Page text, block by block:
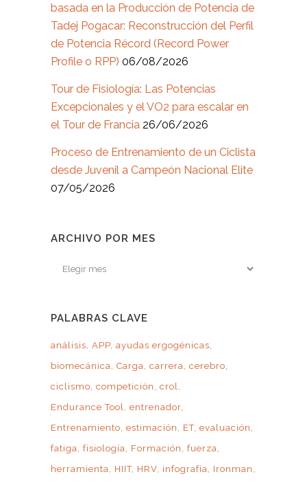
basada en la Producción de Potencia de
Tadej Pogacar: Reconstrucción del Perfil
de Potencia Récord (Record Power
Profile o RPP) 06/08/2026
Tour de Fisiología: Las Potencias
Excepcionales y el VO2 para escalar en
el Tour de Francia 26/06/2026
Proceso de Entrenamiento de un Ciclista
desde Juvenil a Campeón Nacional Elite
07/05/2026
ARCHIVO POR MES
Archivo
PALABRAS CLAVE
análisis APP ayudas ergogénicas
biomecánica
Carga carrera
cerebro
ciclismo competición
crol
Endurance Tool
entrenador
Entrenamiento estimación ET evaluación
fatiga
fisiología Formación
fuerza
herramienta
HIIT HRV infografía
Ironman